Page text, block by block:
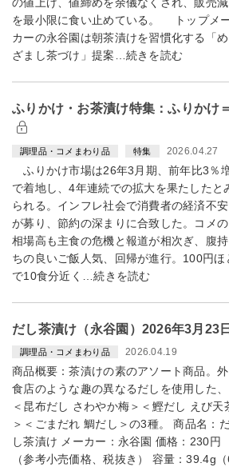
を最小限に食い止めている。 トップメ
カーの永谷園は朝茶漬けを習慣化する「め
ざまし茶づけ」提案…続きを読む
ふりかけ・お茶漬け特集：ふりかけ
調理品・コメまわり品 特集 2026.04.27
ふりかけ市場は26年3月期、前年比3％
で着地し、4年連続での拡大を果たしたと
られる。インフレ社会で消費者の経済不安
が募り、節約の深まりに合致した。コメの
相場高も主食の危機と報道が相次ぎ、腹持
ちの良いご飯人気、回帰が進行。100円ほ
で10食分近く…続きを読む
だし茶漬け（永谷園）2026年3月23
調理品・コメまわり品 2026.04.19
商品概要：茶漬けの素のアソート商品。外
食店のような趣の異なるだしを使用した、
＜昆布だし さわやか梅＞＜鰹だし えび天
＞＜ごまだれ 鯛だし＞の3種。 商品名：
し茶漬け メーカー：永谷園 価格：230円
（参考小売価格、税抜き） 容量：39.4g（